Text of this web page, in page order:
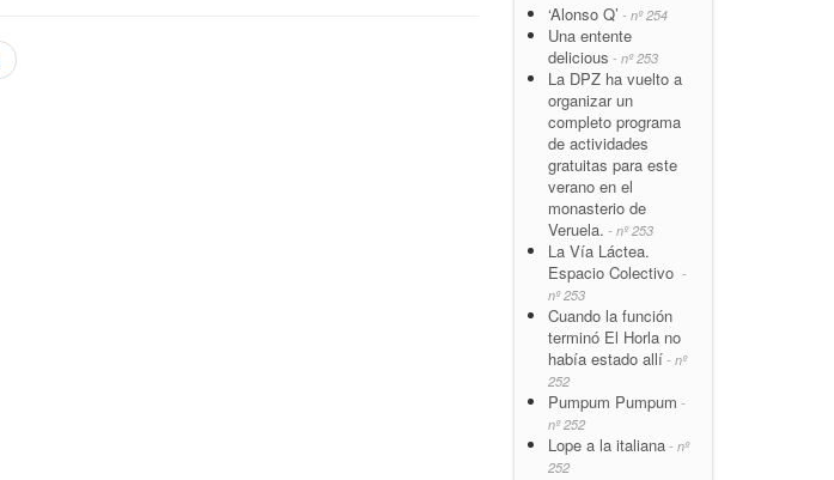
‘Alonso Q’ - nº 254
Una entente
delicious - nº 253
La DPZ ha vuelto a
organizar un
completo programa
de actividades
gratuitas para este
verano en el
monasterio de
Veruela. - nº 253
La Vía Láctea.
Espacio Colectivo -
nº 253
Cuando la función
terminó El Horla no
había estado allí - nº
252
Pumpum Pumpum -
nº 252
Lope a la italiana - nº
252